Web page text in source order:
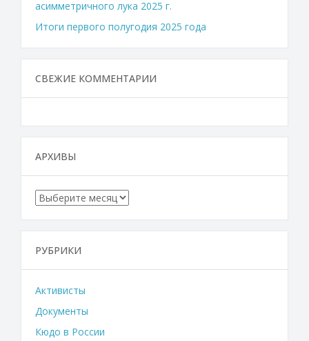
асимметричного лука 2025 г.
Итоги первого полугодия 2025 года
СВЕЖИЕ КОММЕНТАРИИ
АРХИВЫ
Архивы
РУБРИКИ
Активисты
Документы
Кюдо в России